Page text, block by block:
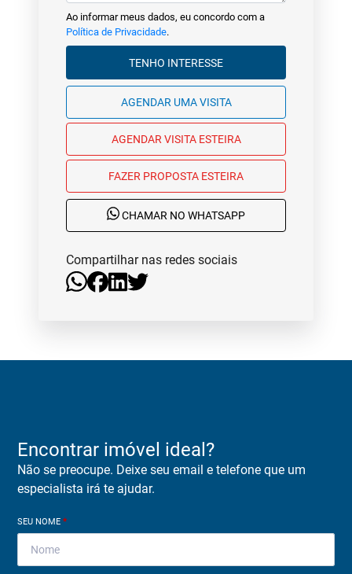
Ao informar meus dados, eu concordo com a
Política de Privacidade.
TENHO INTERESSE
AGENDAR UMA VISITA
AGENDAR VISITA ESTEIRA
FAZER PROPOSTA ESTEIRA
CHAMAR NO WHATSAPP
Compartilhar nas redes sociais
Encontrar imóvel ideal?
Não se preocupe. Deixe seu email e telefone que um
especialista irá te ajudar.
SEU NOME*